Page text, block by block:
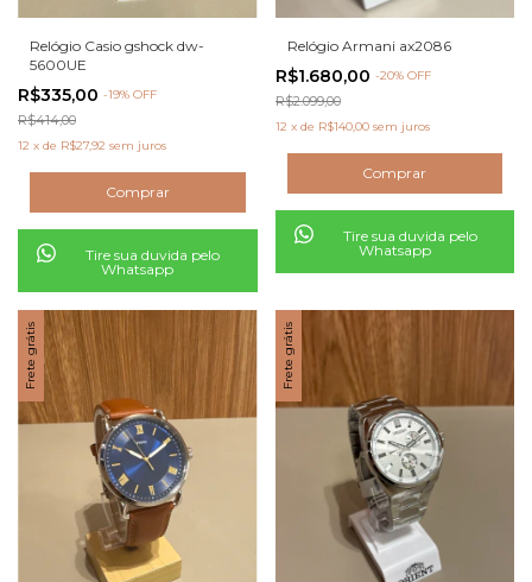
Relógio Casio gshock dw-
5600UE
R$335,00 -19% OFF
R$414,00
12 x de R$27,92 sem juros
Tire sua duvida pelo
Whatsapp
Relógio Armani ax2086
R$1.680,00 -20% OFF
R$2.099,00
12 x de R$140,00 sem juros
Tire sua duvida pelo
Whatsapp
Frete grátis Frete grátis